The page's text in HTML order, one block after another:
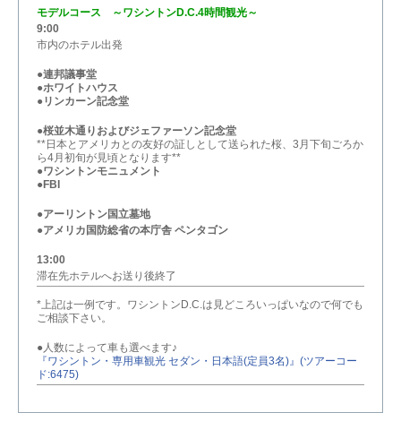
モデルコース ～ワシントンD.C.4時間観光～
9:00
市内のホテル出発
●連邦議事堂
●ホワイトハウス
●リンカーン記念堂
●桜並木通りおよびジェファーソン記念堂
**日本とアメリカとの友好の証しとして送られた桜、3月下旬ごろか
ら4月初旬が見頃となります**
●ワシントンモニュメント
●FBI
●アーリントン国立墓地
●アメリカ国防総省の本庁舎 ペンタゴン
13:00
滞在先ホテルへお送り後終了
*上記は一例です。ワシントンD.C.は見どころいっぱいなので何でも
ご相談下さい。
●人数によって車も選べます♪
『ワシントン・専用車観光 セダン・日本語(定員3名)』(ツアーコー
ド:6475)